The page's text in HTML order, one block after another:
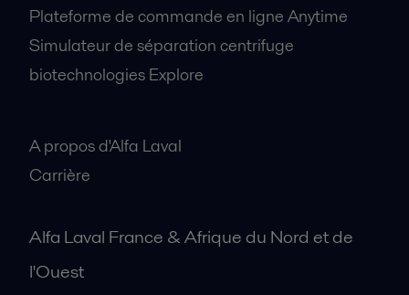
Plateforme de commande en ligne Anytime
Simulateur de séparation centrifuge
biotechnologies Explore
A propos d'Alfa Laval
Carrière
Alfa Laval France & Afrique du Nord et de
l'Ouest